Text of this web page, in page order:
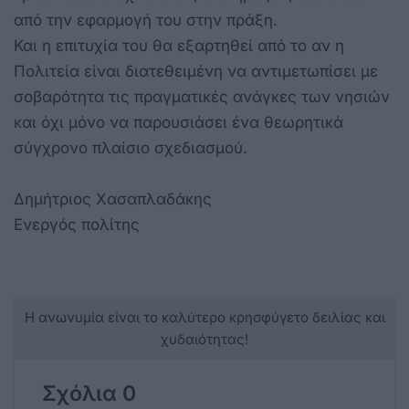
από την εφαρμογή του στην πράξη.
Και η επιτυχία του θα εξαρτηθεί από το αν η
Πολιτεία είναι διατεθειμένη να αντιμετωπίσει με
σοβαρότητα τις πραγματικές ανάγκες των νησιών
και όχι μόνο να παρουσιάσει ένα θεωρητικά
σύγχρονο πλαίσιο σχεδιασμού.
Δημήτριος Χασαπλαδάκης
Ενεργός πολίτης
Η ανωνυμία είναι το καλύτερο κρησφύγετο δειλίας και
χυδαιότητας!
Σχόλια 0